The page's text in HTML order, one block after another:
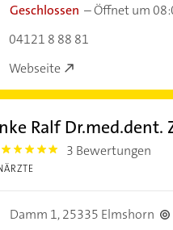
Geschlossen –Öffnet um
04121 8 88 81
Webseite
Ralf Dr.med.dent.
5.0 3 Bewertungen
Damm 1,25335 Elmshorn